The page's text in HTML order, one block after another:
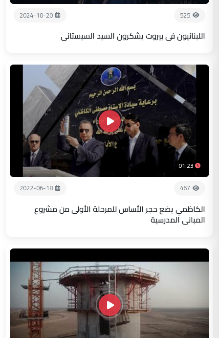
525
2024-10-20
اللبنانيون في بيروت يشكرون السيد السيستاني
01:23
467
2022-06-18
الكاظمي يضع حجر الأساس للمرحلة الأولى من مشروع
المباني المدرسية